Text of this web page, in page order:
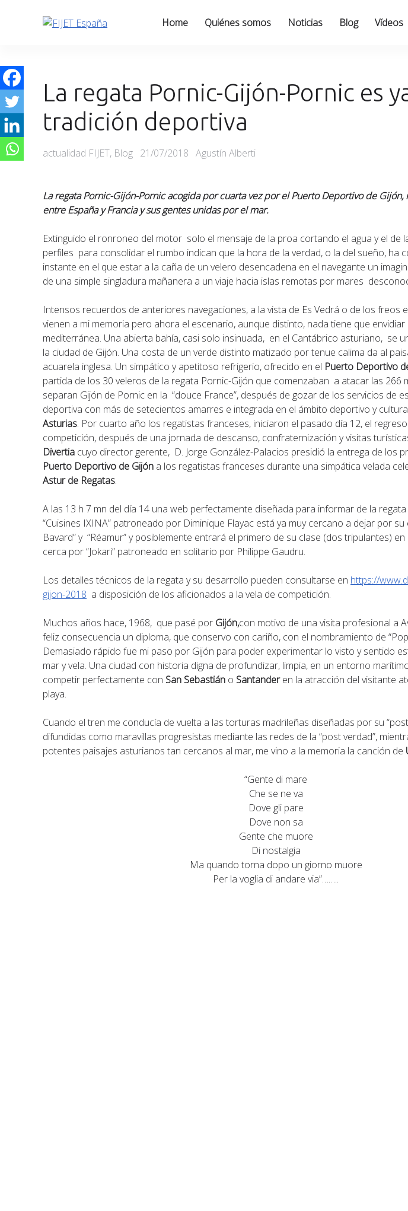
Home Quiénes somos Noticias Blog Vídeos
La regata Pornic-Gijón-Pornic es
tradición deportiva
Categories
actualidad FIJET, Blog Posted
21/07/2018 Agustín Alberti
La regata Pornic-Gijón-Pornic acogida por cuarta vez por el Puerto Deportivo de
entre España y Francia y sus gentes unidas por el mar.
Extinguido el ronroneo del motor solo el mensaje de la proa cortando el agua y el de
perfiles para consolidar el rumbo indican que la hora de la verdad, o la del sueño, ha
instante en el que estar a la caña de un velero desencadena en el navegante un
de una simple singladura mañanera a un viaje hacia islas remotas por mares
Intensos recuerdos de anteriores navegaciones, a la vista de Es Vedrá o de los freos
vienen a mi memoria pero ahora el escenario, aunque distinto, nada tiene que envidiar
mediterránea. Una abierta bahía, casi solo insinuada, en el Cantábrico asturiano, se
la ciudad de Gijón. Una costa de un verde distinto matizado por tenue calima da al
acuarela inglesa. Un simpático y apetitoso refrigerio, ofrecido en el Puerto Deportivo
partida de los 30 veleros de la regata Pornic-Gijón que comenzaban a atacar las 266
separan Gijón de Pornic en la “douce France”, después de gozar de los servicios de
deportiva con más de setecientos amarres e integrada en el ámbito deportivo y
Asturias. Por cuarto año los regatistas franceses, iniciaron el pasado día 12, el
competición, después de una jornada de descanso, confraternización y visitas
Divertia cuyo director gerente, D. Jorge González-Palacios presidió la entrega de los
Puerto Deportivo de Gijón a los regatistas franceses durante una simpática velada
Astur de Regatas.
A las 13 h 7 mn del día 14 una web perfectamente diseñada para informar de la
“Cuisines IXINA” patroneado por Diminique Flayac está ya muy cercano a dejar por
Bavard” y “Réamur” y posiblemente entrará el primero de su clase (dos tripulantes)
cerca por “Jokari” patroneado en solitario por Philippe Gaudru.
Los detalles técnicos de la regata y su desarrollo pueden consultarse en https://
gijon-2018 a disposición de los aficionados a la vela de competición.
Muchos años hace, 1968, que pasé por Gijón,con motivo de una visita profesional a
feliz consecuencia un diploma, que conservo con cariño, con el nombramiento de
Demasiado rápido fue mi paso por Gijón para poder experimentar lo visto y sentido
mar y vela. Una ciudad con historia digna de profundizar, limpia, en un entorno
competir perfectamente con San Sebastián o Santanderen la atracción del visitante
playa.
Cuando el tren me conducía de vuelta a las torturas madrileñas diseñadas por su
difundidas como maravillas progresistas mediante las redes de la “post verdad”,
potentes paisajes asturianos tan cercanos al mar, me vino a la memoria la canción de
“Gente di mare
Che se ne va
Dove gli pare
Dove non sa
Gente che muore
Di nostalgia
Ma quando torna dopo un giorno muore
Per la voglia di andare via”……..